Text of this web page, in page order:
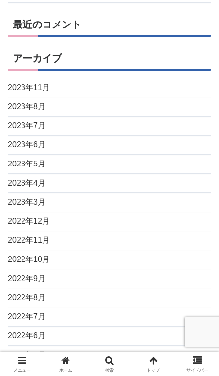
最近のコメント
アーカイブ
2023年11月
2023年8月
2023年7月
2023年6月
2023年5月
2023年4月
2023年3月
2022年12月
2022年11月
2022年10月
2022年9月
2022年8月
2022年7月
2022年6月
2022年5月
メニュー ホーム 検索 トップ サイドバー